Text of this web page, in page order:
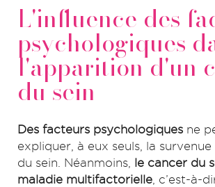
L'influence des
psychologiques
l'apparition d'un
du sein
Des facteurs psychologiques ne
expliquer, à eux seuls, la
du sein. Néanmoins,
le cancer du
maladie multifactorielle , c’est-à-